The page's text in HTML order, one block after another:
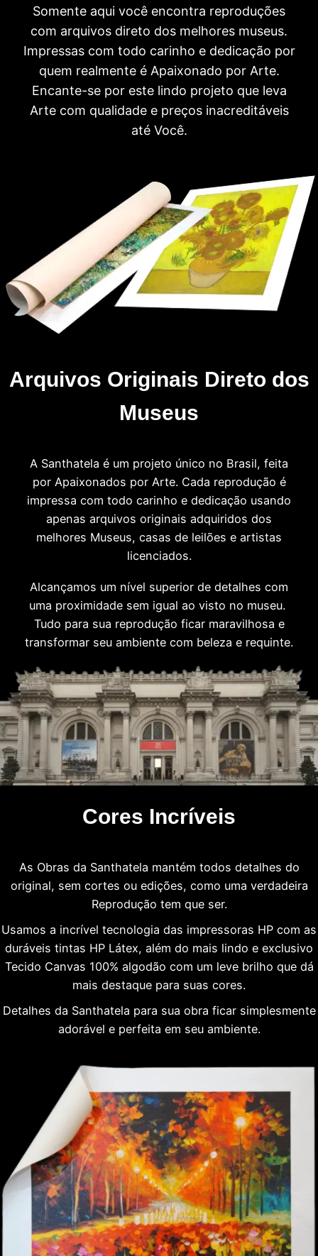
Somente aqui você encontra reproduções
com arquivos direto dos melhores museus.
Impressas com todo carinho e dedicação por
quem realmente é Apaixonado por Arte.
Encante-se por este lindo projeto que leva
Arte com qualidade e preços inacreditáveis
até Você.
Arquivos Originais Direto dos
Museus
A Santhatela é um projeto único no Brasil, feita
por Apaixonados por Arte. Cada reprodução é
impressa com todo carinho e dedicação usando
apenas arquivos originais adquiridos dos
melhores Museus, casas de leilões e artistas
licenciados.
Alcançamos um nível superior de detalhes com
uma proximidade sem igual ao visto no museu.
Tudo para sua reprodução ficar maravilhosa e
transformar seu ambiente com beleza e requinte.
Cores Incríveis
As Obras da Santhatela mantém todos detalhes do
original, sem cortes ou edições, como uma verdadeira
Reprodução tem que ser.
Usamos a incrível tecnologia das impressoras HP com as
duráveis tintas HP Látex, além do mais lindo e exclusivo
Tecido Canvas 100% algodão com um leve brilho que dá
mais destaque para suas cores.
Detalhes da Santhatela para sua obra ficar simplesmente
adorável e perfeita em seu ambiente.